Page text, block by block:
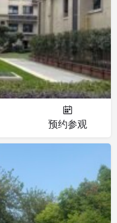
预约参观